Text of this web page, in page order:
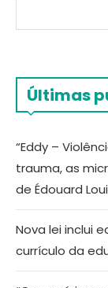
Últimas
“Eddy –
trauma, as
de Édouard
Nova lei inclui
currículo da